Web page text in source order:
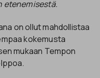
etenemisestä.
on ollut mahdollistaa
kokemusta
mukaan Tempon